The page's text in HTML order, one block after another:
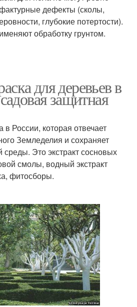
дефекты (сколы,
глубокие потертости).
обработку грунтом.
для деревьев в
защитная
в России, которая отвечает
Земледелия и сохраняет
Это экстракт сосновых
смолы, водный экстракт
фитосборы.